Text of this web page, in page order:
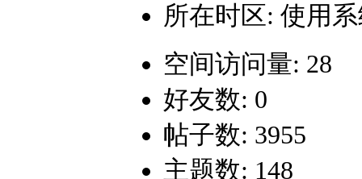
所在时区: 使用
空间访问量: 28
好友数: 0
帖子数: 3955
主题数: 148